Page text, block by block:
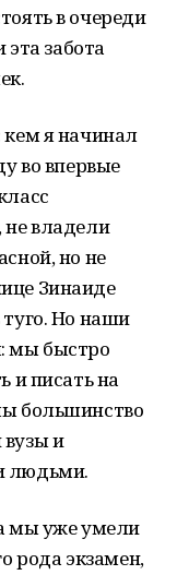
в очереди
забота
кем я начинал
во впервые
владели
но не
Зинаиде
туго. Но наши
мы быстро
и писать на
большинство
и
людьми.
мы уже умели
рода экзамен,